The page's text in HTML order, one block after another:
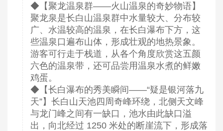
◆【聚龙温泉群——火山温泉的奇妙物语】
聚龙泉是长白山温泉群中水量较大、分布较
广、水温较高的温泉，在长白瀑布下方，这
些温泉口遍布山体，形成壮观的地热景象。
游客可行走于栈道，从各个角度欣赏这五颜
六色的温泉带，还可品尝用温泉水煮的鲜嫩
鸡蛋。
◆【长白瀑布的秀美瞬间——“疑是银河落九
天”】长白山天池四周奇峰环绕，北侧天文峰
与龙门峰之间有一缺口，池水由此缺口溢
出，向北经过 1250 米处的断崖流下，形成落